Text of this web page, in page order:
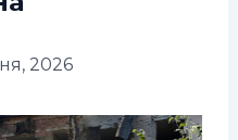
2026